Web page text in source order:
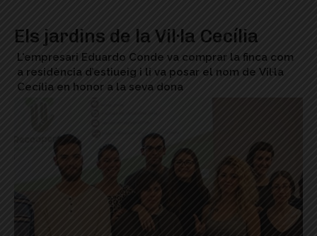
Els jardins de la Vil·la Cecília
L'empresari Eduardo Conde va comprar la finca com
a residència d’estiueig i li va posar el nom de Vil·la
Cecília en honor a la seva dona